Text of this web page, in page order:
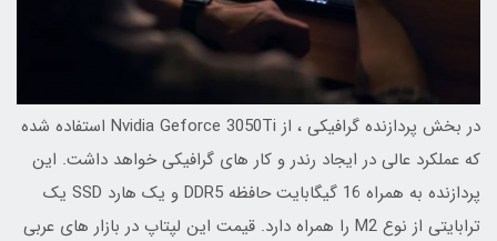
در بخش پردازنده گرافیکی ، از Nvidia Geforce 3050Ti استفاده شده
که عملکرد عالی در ایجاد رندر و کار های گرافیکی خواهد داشت. این
پردازنده به همراه 16 گیگابایت حافظه DDR5 و یک هارد SSD یک
ترابایتی از نوع M2 را همراه دارد. قیمت این لپتاپ در بازار های عربی